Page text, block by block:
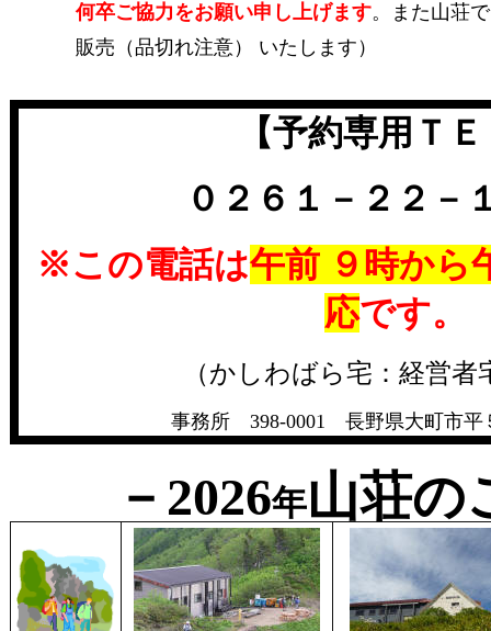
何卒ご協力をお願い申し上げます。また山荘
販売（品切れ注意） いたします）
【予約専用Ｔ
０２６１－２２－
※この電話は午前 ９時から
応です。
（かしわばら宅：経営者
事務所 398-0001 長野県大町市
－2026年山荘の